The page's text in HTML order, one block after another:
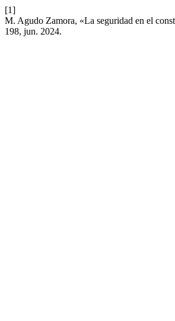
[1]
M. Agudo Zamora, «La seguridad en el
198, jun. 2024.